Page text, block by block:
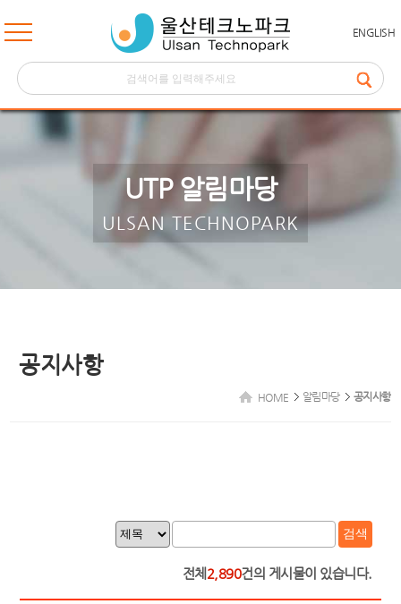
ENGLISH
UTP 알림마당
ULSAN TECHNOPARK
공지사항
HOME 알림마당 공지사항
검색
전체 2,890건의 게시물이 있습니다.